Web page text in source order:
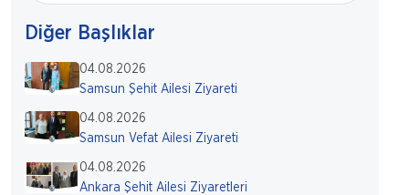
Diğer Başlıklar
04.08.2026
Samsun Şehit Ailesi Ziyareti
04.08.2026
Samsun Vefat Ailesi Ziyareti
04.08.2026
Ankara Şehit Ailesi Ziyaretleri